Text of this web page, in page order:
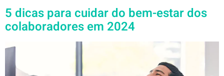
5 dicas para cuidar do bem-estar dos
colaboradores em 2024